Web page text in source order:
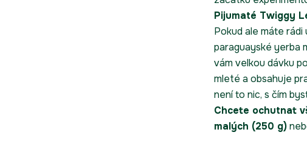
Pijumaté Twiggy
Pokud ale máte
paraguayské yerba
vám velkou dávku
mleté a obsahuje
není to nic, s čím
Chcete ochutnat
malých (250 g)